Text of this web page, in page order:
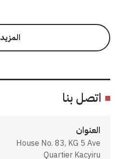
المزيد
اتصل بنا
العنوان
House No. 83, KG 5 Ave
Quartier Kacyiru